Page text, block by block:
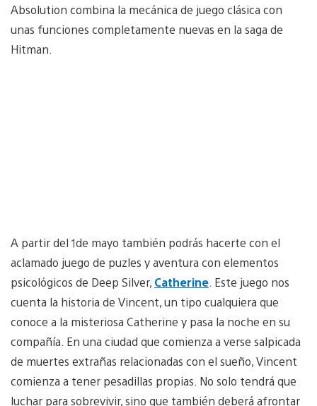
Absolution combina la mecánica de juego clásica con
unas funciones completamente nuevas en la saga de
Hitman.
A partir del 1de mayo también podrás hacerte con el
aclamado juego de puzles y aventura con elementos
psicológicos de Deep Silver, Catherine . Este juego nos
cuenta la historia de Vincent, un tipo cualquiera que
conoce a la misteriosa Catherine y pasa la noche en su
compañía. En una ciudad que comienza a verse salpicada
de muertes extrañas relacionadas con el sueño, Vincent
comienza a tener pesadillas propias. No solo tendrá que
luchar para sobrevivir, sino que también deberá afrontar